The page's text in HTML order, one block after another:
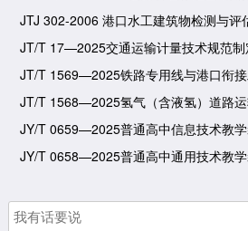
JTJ 302-2006 港口水工建筑物检测与评
JT/T 1568—2025氢气（含液氢）道路
JY/T 0659—2025普通高中信息技术教
JY/T 0658—2025普通高中通用技术教